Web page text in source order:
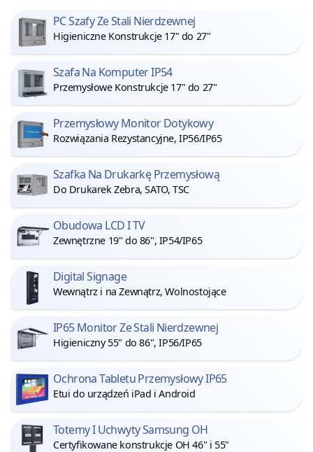
PC Szafy Ze Stali Nierdzewnej
Higieniczne Konstrukcje 17" do 27"
Szafa Na Komputer IP54
Przemysłowe Konstrukcje 17" do 27"
Przemysłowy Monitor Dotykowy
Rozwiązania Rezystancyjne, IP56/IP65
Szafka Na Drukarkę Przemysłową
Do Drukarek Zebra, SATO, TSC
Obudowa LCD I TV
Zewnętrzne 19" do 86", IP54/IP65
Digital Signage
Wewnątrz i na Zewnątrz, Wolnostojące
IP65 Monitor Ze Stali Nierdzewnej
Higieniczny 55" do 86", IP56/IP65
Ochrona Tabletu Przemysłowy IP65
Etui do urządzeń iPad i Android
Totemy I Uchwyty Samsung OH
Certyfikowane konstrukcje OH 46" i 55"